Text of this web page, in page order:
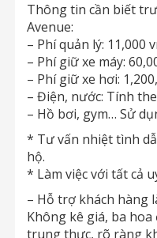
Thông tin cần biết
Avenue:
– Phí quản lý: 11,000
– Phí giữ xe máy:
– Phí giữ xe hơi:
– Điện, nước: Tính
– Hồ bơi, gym… Sử
* Tư vấn nhiệt tình
hộ.
* Làm việc với tất cả
– Hỗ trợ khách hàng
Không kê giá, ba
trung thực, rõ ràng